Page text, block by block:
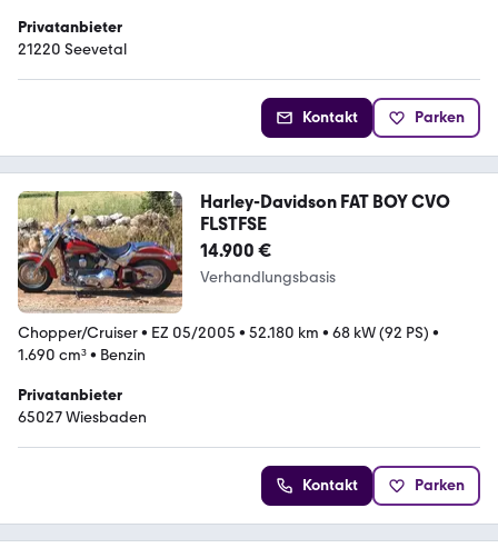
Privatanbieter
21220 Seevetal
Kontakt Parken
Harley-Davidson FAT BOY CVO
FLSTFSE
14.900 €
Verhandlungsbasis
Chopper/Cruiser• EZ 05/2005 • 52.180 km • 68 kW (92 PS) •
1.690 cm³• Benzin
Privatanbieter
65027 Wiesbaden
Kontakt Parken